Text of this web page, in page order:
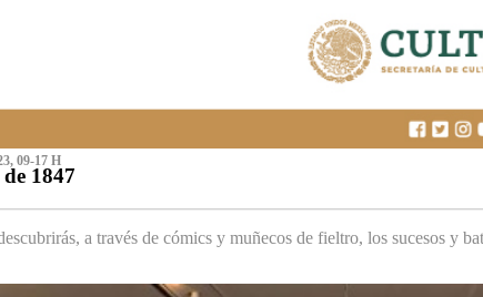
09-17 H
1847
a través de cómics y muñecos de fieltro, los sucesos y